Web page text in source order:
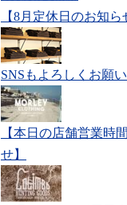
【8月定休日のお知ら
SNSもよろしくお願い
【本日の店舗営業時
せ】